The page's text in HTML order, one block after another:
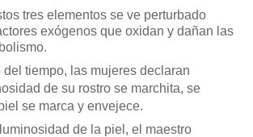
tres elementos se ve perturbado
exógenos que oxidan y dañan las
tiempo, las mujeres declaran
de su rostro se marchita, se
se marca y envejece.
de la piel, el maestro